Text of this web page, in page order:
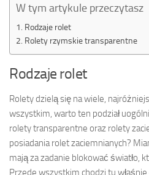
W tym artykule przeczytasz
Rodzaje rolet
Rolety rzymskie transparentne
Rodzaje rolet
Rolety dzielą się na wiele,
wszystkim, warto ten podział
rolety transparentne oraz rolety
posiadania rolet zaciemnianych?
mają za zadanie blokować światło,
Przede wszystkim chodzi tu